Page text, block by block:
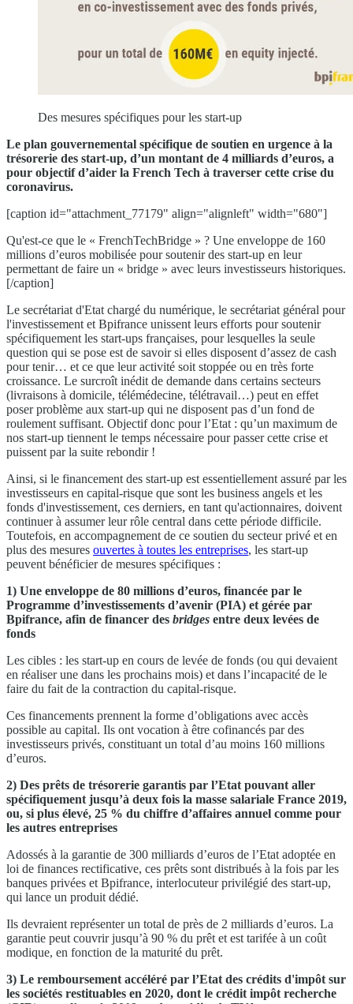
Des mesures spécifiques pour les start-up
Le plan gouvernemental spécifique de soutien en urgence à la
trésorerie des start-up, d’un montant de 4 milliards d’euros, a
pour objectif d’aider la French Tech à traverser cette crise du
coronavirus.
[caption id="attachment_77179" align="alignleft" width="680"]
Qu'est-ce que le « FrenchTechBridge » ? Une enveloppe de 160
millions d’euros mobilisée pour soutenir des start-up en leur
permettant de faire un « bridge » avec leurs investisseurs historiques.
[/caption]
Le secrétariat d'Etat chargé du numérique, le secrétariat général pour
l'investissement et Bpifrance unissent leurs efforts pour soutenir
spécifiquement les start-ups françaises, pour lesquelles la seule
question qui se pose est de savoir si elles disposent d’assez de cash
pour tenir… et ce que leur activité soit stoppée ou en très forte
croissance. Le surcroît inédit de demande dans certains secteurs
(livraisons à domicile, télémédecine, télétravail…) peut en effet
poser problème aux start-up qui ne disposent pas d’un fond de
roulement suffisant. Objectif donc pour l’Etat : qu’un maximum de
nos start-up tiennent le temps nécessaire pour passer cette crise et
puissent par la suite rebondir !
Ainsi, si le financement des start-up est essentiellement assuré par les
investisseurs en capital-risque que sont les business angels et les
fonds d'investissement, ces derniers, en tant qu'actionnaires, doivent
continuer à assumer leur rôle central dans cette période difficile.
Toutefois, en accompagnement de ce soutien du secteur privé et en
plus des mesures ouvertes à toutes les entreprises, les start-up
peuvent bénéficier de mesures spécifiques :
1) Une enveloppe de 80 millions d’euros, financée par le
Programme d’investissements d’avenir (PIA) et gérée par
Bpifrance, afin de financer des bridges entre deux levées de
fonds
Les cibles : les start-up en cours de levée de fonds (ou qui devaient
en réaliser une dans les prochains mois) et dans l’incapacité de le
faire du fait de la contraction du capital-risque.
Ces financements prennent la forme d’obligations avec accès
possible au capital. Ils ont vocation à être cofinancés par des
investisseurs privés, constituant un total d’au moins 160 millions
d’euros.
2) Des prêts de trésorerie garantis par l’Etat pouvant aller
spécifiquement jusqu’à deux fois la masse salariale France 2019,
ou, si plus élevé, 25 % du chiffre d’affaires annuel comme pour
les autres entreprises
Adossés à la garantie de 300 milliards d’euros de l’Etat adoptée en
loi de finances rectificative, ces prêts sont distribués à la fois par les
banques privées et Bpifrance, interlocuteur privilégié des start-up,
qui lance un produit dédié.
Ils devraient représenter un total de près de 2 milliards d’euros. La
garantie peut couvrir jusqu’à 90 % du prêt et est tarifée à un coût
modique, en fonction de la maturité du prêt.
3) Le remboursement accéléré par l’Etat des crédits d'impôt sur
les sociétés restituables en 2020, dont le crédit impôt recherche